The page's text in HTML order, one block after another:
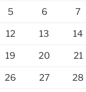
5 6 7
12 13 14
19 20 21
26 27 28